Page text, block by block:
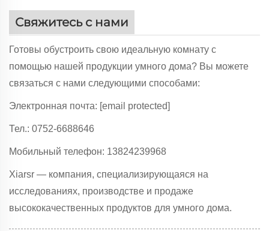
Свяжитесь с нами
Готовы обустроить свою идеальную комнату с
помощью нашей продукции умного дома? Вы можете
связаться с нами следующими способами:
Электронная почта: [email protected]
Тел.: 0752-6688646
Мобильный телефон: 13824239968
Xiarsr — компания, специализирующаяся на
исследованиях, производстве и продаже
высококачественных продуктов для умного дома.